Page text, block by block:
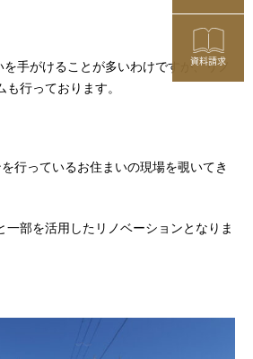
資料請求
手がけることが多いわけですが、リノ
行っております。
行っているお住まいの現場を覗いてき
一部を活用したリノベーションとなりま